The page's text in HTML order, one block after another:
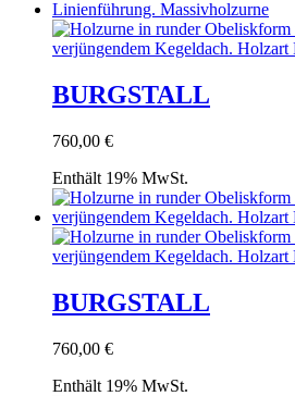
BURGSTALL
760,00 €
Enthält 19% MwSt.
BURGSTALL
760,00 €
Enthält 19% MwSt.